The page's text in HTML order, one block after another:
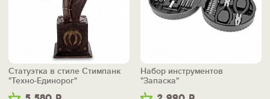
Статуэтка в стиле Стимпанк
"Техно-Единорог"
Набор инструментов
"Запаска"